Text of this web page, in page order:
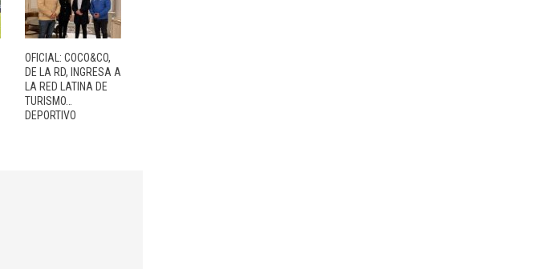
OFICIAL: COCO&CO,
DE LA RD, INGRESA A
LA RED LATINA DE
TURISMO…
DEPORTIVO